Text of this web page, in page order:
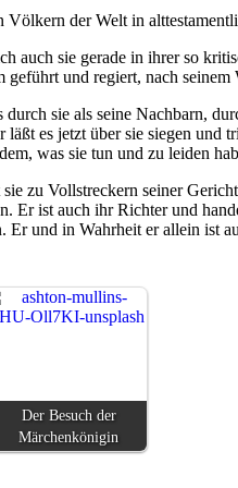
der Welt in
auch sie gerade in ihrer so
und regiert, nach
sie als seine Nachbarn,
es jetzt über sie siegen
was sie tun und zu leiden
zu Vollstreckern seiner
Er ist auch ihr Richter und
und in Wahrheit er allein ist
Der Besuch der
Märchenkönigin